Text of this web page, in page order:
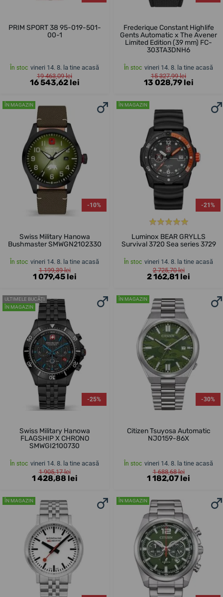
PRIM SPORT 38 95-019-501-
00-1
În stoc vineri 14. 8. la tine acasă
19 463,09 lei
16 543,62 lei
Frederique Constant Highlife
Gents Automatic x The Avener
Limited Edition (39 mm) FC-
303TA3DNH6
În stoc vineri 14. 8. la tine acasă
15 327,99 lei
13 028,79 lei
ÎN MAGAZIN
-10%
Swiss Military Hanowa
Bushmaster SMWGN2102330
În stoc vineri 14. 8. la tine acasă
1 199,39 lei
1 079,45 lei
ÎN MAGAZIN
-21%
Luminox BEAR GRYLLS
Survival 3720 Sea series 3729
În stoc vineri 14. 8. la tine acasă
2 725,70 lei
2 162,81 lei
ULTIMELE BUCĂȚI
ÎN MAGAZIN
-25%
Swiss Military Hanowa
FLAGSHIP X CHRONO
SMWGI2100730
În stoc vineri 14. 8. la tine acasă
1 905,17 lei
1 428,88 lei
ÎN MAGAZIN
-30%
Citizen Tsuyosa Automatic
NJ0159-86X
În stoc vineri 14. 8. la tine acasă
1 688,68 lei
1 182,07 lei
ÎN MAGAZIN ÎN MAGAZIN